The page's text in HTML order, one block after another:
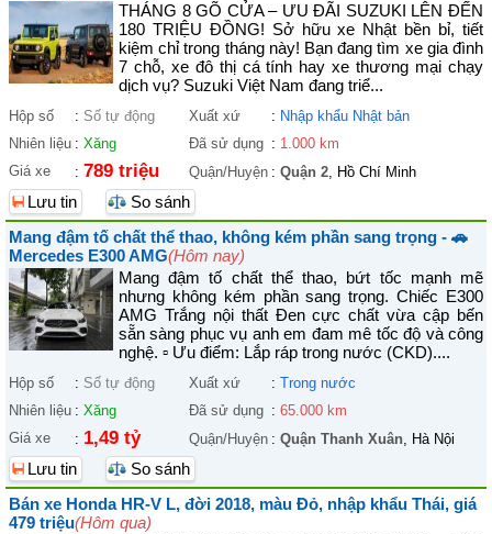
THÁNG 8 GÕ CỬA – ƯU ĐÃI SUZUKI LÊN ĐẾN
180 TRIỆU ĐỒNG! Sở hữu xe Nhật bền bỉ, tiết
kiệm chỉ trong tháng này! Bạn đang tìm xe gia đình
7 chỗ, xe đô thị cá tính hay xe thương mại chạy
dịch vụ? Suzuki Việt Nam đang triể...
Hộp số : Số tự động Xuất xứ : Nhập khẩu Nhật bản
Nhiên liệu : Xăng Đã sử dụng : 1.000 km
Giá xe
: 789 triệu Quận/Huyện : Quận 2, Hồ Chí Minh
Lưu tin
So sánh
Mang đậm tố chất thể thao, không kém phần sang trọng - 🚗
Mercedes E300 AMG(Hôm nay)
Mang đậm tố chất thể thao, bứt tốc mạnh mẽ
nhưng không kém phần sang trọng. Chiếc E300
AMG Trắng nội thất Đen cực chất vừa cập bến
sẵn sàng phục vụ anh em đam mê tốc độ và công
nghệ. ▫ Ưu điểm: Lắp ráp trong nước (CKD)....
Hộp số : Số tự động Xuất xứ : Trong nước
Nhiên liệu : Xăng Đã sử dụng : 65.000 km
Giá xe
: 1,49 tỷ Quận/Huyện : Quận Thanh Xuân, Hà Nội
Lưu tin
So sánh
Bán xe Honda HR-V L, đời 2018, màu Đỏ, nhập khẩu Thái, giá
479 triệu(Hôm qua)